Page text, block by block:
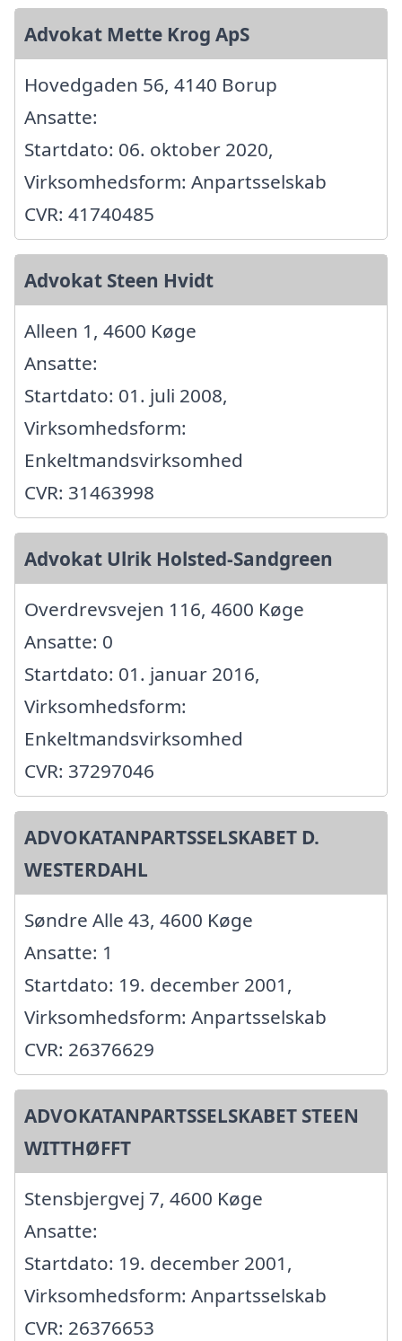
Advokat Mette Krog ApS
Hovedgaden 56, 4140 Borup
Ansatte:
Startdato: 06. oktober 2020,
Virksomhedsform: Anpartsselskab
CVR: 41740485
Advokat Steen Hvidt
Alleen 1, 4600 Køge
Ansatte:
Startdato: 01. juli 2008,
Virksomhedsform:
Enkeltmandsvirksomhed
CVR: 31463998
Advokat Ulrik Holsted-Sandgreen
Overdrevsvejen 116, 4600 Køge
Ansatte: 0
Startdato: 01. januar 2016,
Virksomhedsform:
Enkeltmandsvirksomhed
CVR: 37297046
ADVOKATANPARTSSELSKABET D.
WESTERDAHL
Søndre Alle 43, 4600 Køge
Ansatte: 1
Startdato: 19. december 2001,
Virksomhedsform: Anpartsselskab
CVR: 26376629
ADVOKATANPARTSSELSKABET STEEN
WITTHØFFT
Stensbjergvej 7, 4600 Køge
Ansatte:
Startdato: 19. december 2001,
Virksomhedsform: Anpartsselskab
CVR: 26376653